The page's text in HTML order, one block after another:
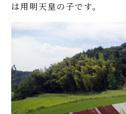
は用明天皇の子です。